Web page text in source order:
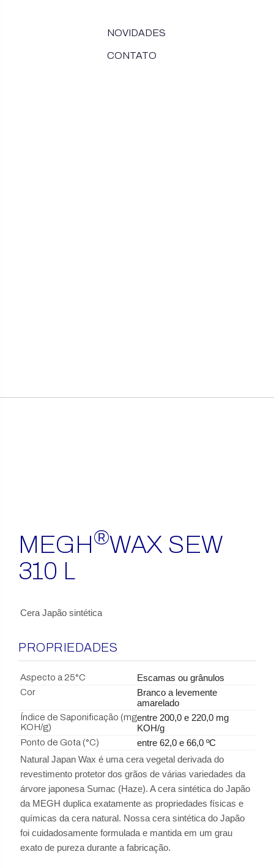
NOVIDADES
CONTATO
MEGH®WAX SEW
310 L
Cera Japão sintética
PROPRIEDADES
Aspecto a 25°C Escamas ou grânulos
Cor
Branco a levemente
amarelado
Índice de Saponificação (mg
KOH/g)
entre 200,0 e 220,0 mg
KOH/g
Ponto de Gota (°C)
entre 62,0 e 66,0 ºC
Natural Japan Wax é uma cera vegetal derivada do
revestimento protetor dos grãos de várias variedades da
árvore japonesa Sumac (Haze). A cera sintética do Japão
da MEGH duplica exatamente as propriedades físicas e
químicas da cera natural. Nossa cera sintética do Japão
foi cuidadosamente formulada e mantida em um grau
exato de pureza durante a fabricação.